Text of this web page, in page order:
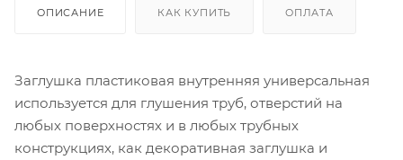
ОПИСАНИЕ КАК КУПИТЬ ОПЛАТА
Заглушка пластиковая внутренняя универсальная
используется для глушения труб, отверстий на
любых поверхностях и в любых трубных
конструкциях, как декоративная заглушка и